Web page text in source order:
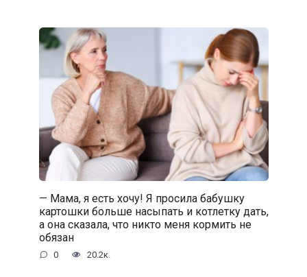
— Мама, я есть хочу! Я просила бабушку
картошки больше насыпать и котлетку дать,
а она сказала, что никто меня кормить не
обязан
0 20.2к.